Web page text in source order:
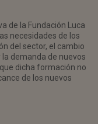
de la Fundación Luca
necesidades de los
del sector, el cambio
demanda de nuevos
dicha formación no
de los nuevos